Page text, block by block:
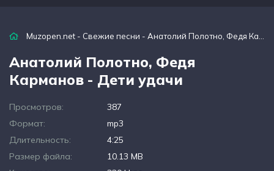
Muzopen.net - Свежие песни - Анатолий Полотно, Федя Карманов - Дети удачи
Анатолий Полотно, Федя
Карманов - Дети удачи
Просмотров:
387
Формат:
mp3
Длительность:
4:25
Размер файла:
10.13 MB